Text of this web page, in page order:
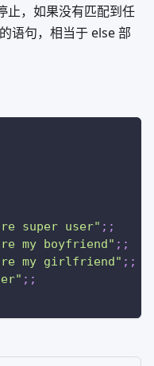
止，如果没有匹配到任
语句，相当于 else 部
super user" ; ;
my boyfriend" ; ;
my girlfriend" ; ;
; ;